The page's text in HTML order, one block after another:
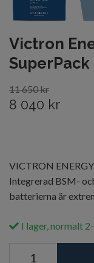
Victron
SuperPack
11 650 kr
8 040 kr
VICTRON
Integrerad BSM-
batterierna är
I lager, normalt